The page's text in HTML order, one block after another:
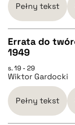
BIBTEX
pobierz cytat
Pełny tekst
pobierz cytat
BIBTEX
Errata do
1949
s. 19 - 29
Wiktor Gardocki
Pełny tekst